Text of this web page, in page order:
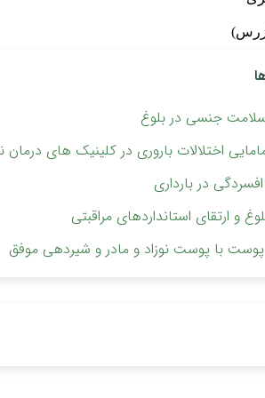
سلامت جنسی در بلوغ
اختلالات باروری ‏در کلینیک های درمان
در بارداری
و ارتقای استانداردهای مراقبتی
با پوست نوزاد و مادر و شیردهی موفق